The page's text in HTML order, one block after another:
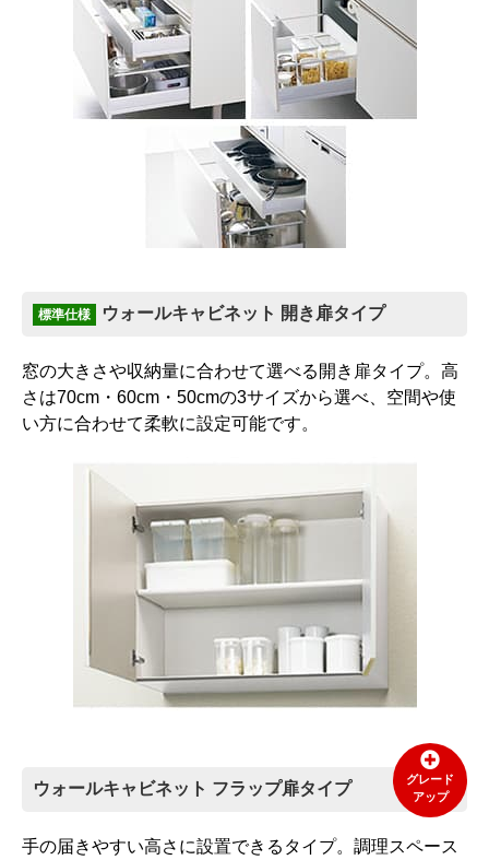
標準仕様 ウォールキャビネット 開き扉タイプ
窓の大きさや収納量に合わせて選べる開き扉タイプ。高
さは70cm・60cm・50cmの3サイズから選べ、空間や使
い方に合わせて柔軟に設定可能です。
ウォールキャビネット フラップ扉タイプ
グレード
アップ
手の届きやすい高さに設置できるタイプ。調理スペース